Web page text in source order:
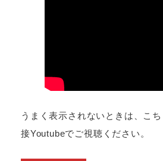
うまく表示されないときは、こ
接Youtubeでご視聴ください。